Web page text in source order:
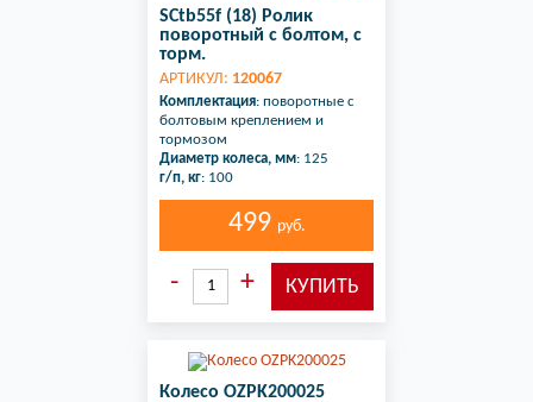
SCtb55f (18) Ролик
поворотный с болтом, с
торм.
АРТИКУЛ: 120067
Комплектация: поворотные с
болтовым креплением и
тормозом
Диаметр колеса, мм: 125
г/п, кг: 100
499 руб.
Колесо OZPK200025